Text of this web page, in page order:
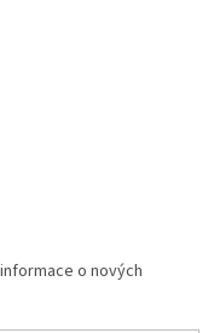
o nových